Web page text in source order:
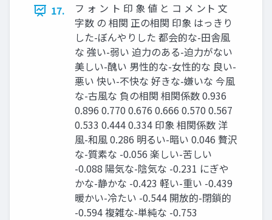
17.
フ ォ ン ト 印 象 値 と コ メ ント 文
字数 の 相関 正の相関 印象 はっきり
した-ぼんやりした 都会的な-田舎風
な 強い-弱い 迫力のある-迫力がない
美しい-醜い 男性的な-女性的な 良い-
悪い 快い-不快な 好きな-嫌いな 今風
な-古風な 負の相関 相関係数 0.936
0.896 0.770 0.676 0.666 0.570 0.567
0.533 0.444 0.334 印象 相関係数 洋
風-和風 0.286 明るい-暗い 0.046 贅沢
な-質素な -0.056 楽しい-苦しい
-0.088 陽気な-陰気な -0.231 にぎや
かな-静かな -0.423 軽い-重い -0.439
暖かい-冷たい -0.544 開放的-閉鎖的
-0.594 複雑な-単純な -0.753